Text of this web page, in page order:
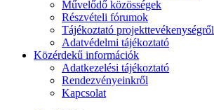
Művelődő közösségek
Részvételi fórumok
Tájékoztató projekttevékenységről
Adatvédelmi tájékoztató
Közérdekű információk
Adatkezelési tájékoztató
Rendezvényeinkről
Kapcsolat